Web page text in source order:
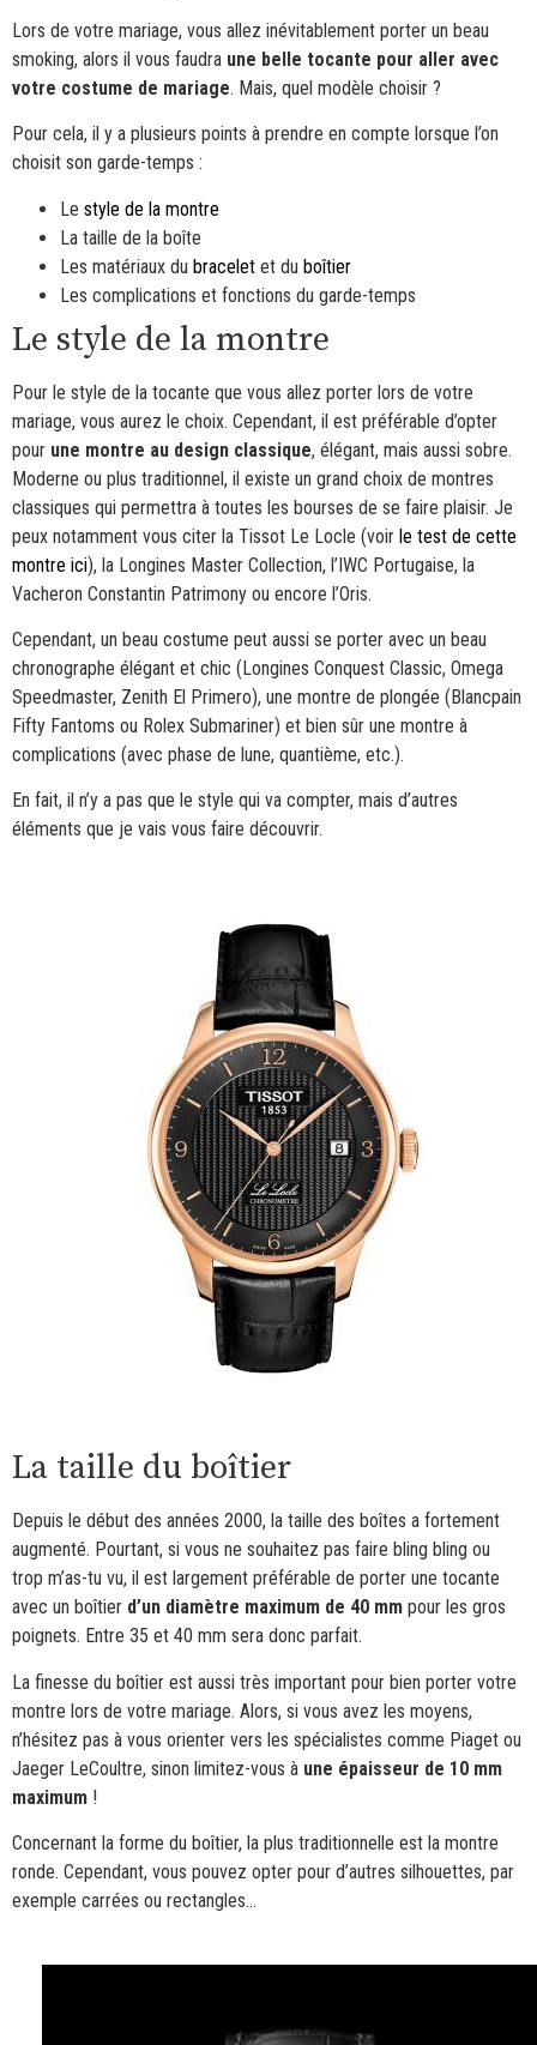
Lors de votre mariage, vous allez inévitablement porter un beau
smoking, alors il vous faudra une belle tocante pour aller avec
votre costume de mariage. Mais, quel modèle choisir ?
Pour cela, il y a plusieurs points à prendre en compte lorsque l’on
choisit son garde-temps :
Le style de la montre
La taille de la boîte
Les matériaux du bracelet et du boîtier
Les complications et fonctions du garde-temps
Le style de la montre
Pour le style de la tocante que vous allez porter lors de votre
mariage, vous aurez le choix. Cependant, il est préférable d’opter
pour une montre au design classique, élégant, mais aussi sobre.
Moderne ou plus traditionnel, il existe un grand choix de montres
classiques qui permettra à toutes les bourses de se faire plaisir. Je
peux notamment vous citer la Tissot Le Locle (voir le test de cette
montre ici), la Longines Master Collection, l’IWC Portugaise, la
Vacheron Constantin Patrimony ou encore l’Oris.
Cependant, un beau costume peut aussi se porter avec un beau
chronographe élégant et chic (Longines Conquest Classic, Omega
Speedmaster, Zenith El Primero), une montre de plongée (Blancpain
Fifty Fantoms ou Rolex Submariner) et bien sûr une montre à
complications (avec phase de lune, quantième, etc.).
En fait, il n’y a pas que le style qui va compter, mais d’autres
éléments que je vais vous faire découvrir.
La taille du boîtier
Depuis le début des années 2000, la taille des boîtes a fortement
augmenté. Pourtant, si vous ne souhaitez pas faire bling bling ou
trop m’as-tu vu, il est largement préférable de porter une tocante
avec un boîtier d’un diamètre maximum de 40 mm pour les gros
poignets. Entre 35 et 40 mm sera donc parfait.
La finesse du boîtier est aussi très important pour bien porter votre
montre lors de votre mariage. Alors, si vous avez les moyens,
n’hésitez pas à vous orienter vers les spécialistes comme Piaget ou
Jaeger LeCoultre, sinon limitez-vous à une épaisseur de 10 mm
maximum !
Concernant la forme du boîtier, la plus traditionnelle est la montre
ronde. Cependant, vous pouvez opter pour d’autres silhouettes, par
exemple carrées ou rectangles…